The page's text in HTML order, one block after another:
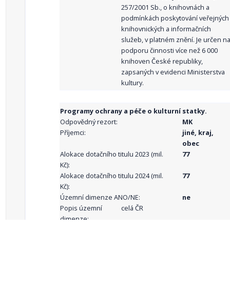
257/2001 Sb., o knihovnách a
podmínkách poskytování veřejných
knihovnických a informačních
služeb, v platném znění. Je určen na
podporu činnosti více než 6 000
knihoven České republiky,
zapsaných v evidenci Ministerstva
kultury.
Programy ochrany a péče o kulturní statky.
Odpovědný rezort:
MK
Příjemci:
jiné, kraj,
obec
Alokace dotačního titulu 2023 (mil.
Kč):
77
Alokace dotačního titulu 2024 (mil.
Kč):
77
Územní dimenze ANO/NE:
ne
Popis územní
dimenze:
celá ČR